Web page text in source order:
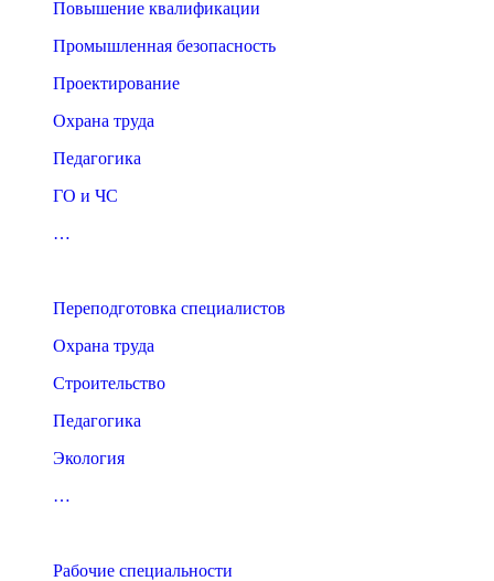
Повышение квалификации
Промышленная безопасность
Проектирование
Охрана труда
Педагогика
ГО и ЧС
…
Переподготовка специалистов
Охрана труда
Строительство
Педагогика
Экология
…
Рабочие специальности